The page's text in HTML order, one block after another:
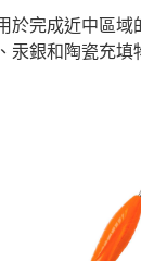
於完成近中區域
汞銀和陶瓷充填